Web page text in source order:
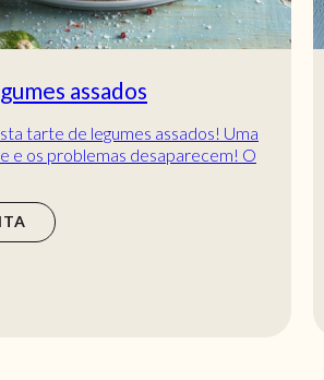
assados
tarte de legumes assados! Uma
e os problemas desaparecem! O